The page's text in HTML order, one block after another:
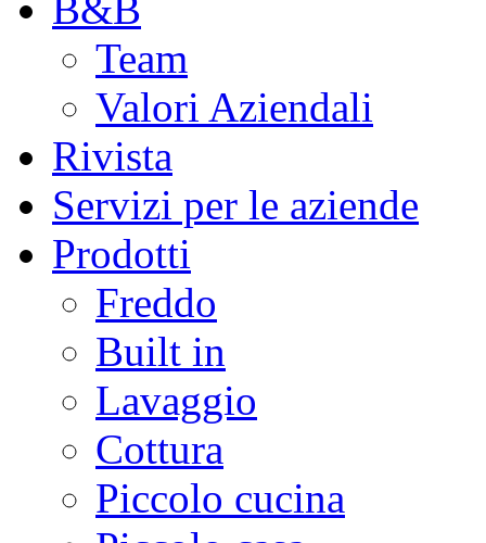
Team
Valori Aziendali
Rivista
Servizi per le aziende
Prodotti
Freddo
Built in
Lavaggio
Cottura
Piccolo cucina